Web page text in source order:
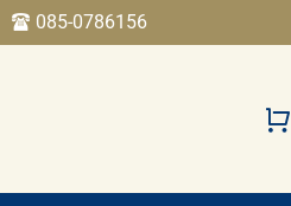
085-0786156